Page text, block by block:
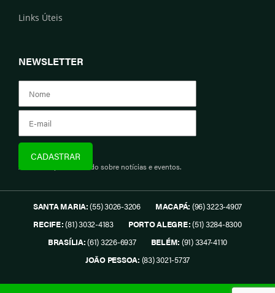
Links Úteis
NEWSLETTER
Assine e fique informado sobre notícias e eventos.
SANTA MARIA:(55) 3026-3206 MACAPÁ: (96) 3223-4907
RECIFE:(81) 3032-4183 PORTO ALEGRE:(51) 3284-8300
BRASÍLIA:(61) 3226-6937 BELÉM: (91) 3347-4110
JOÃO PESSOA: (83) 3021-5737